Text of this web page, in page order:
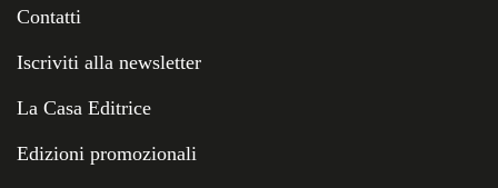
Contatti
Iscriviti alla newsletter
La Casa Editrice
Edizioni promozionali